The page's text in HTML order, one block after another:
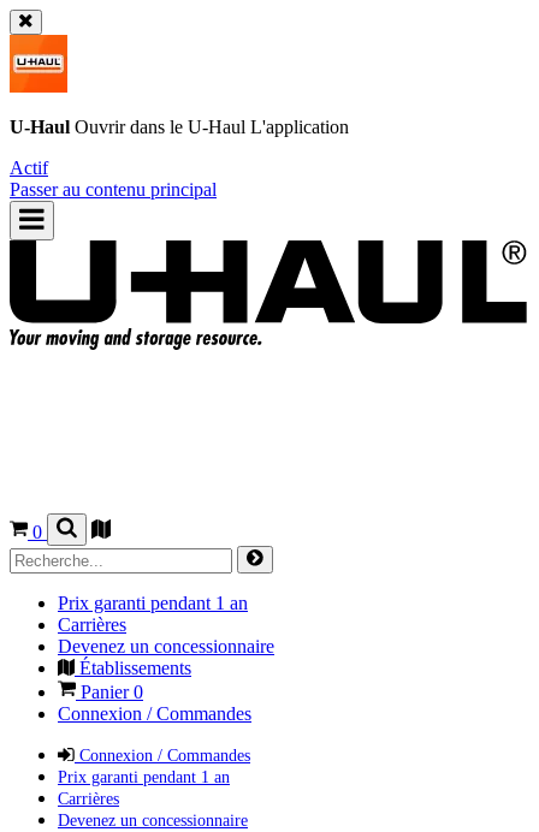
U-Haul Ouvrir dans le U-Haul L'application
Actif
Passer au contenu principal
0
Prix garanti pendant 1 an
Carrières
Devenez un concessionnaire
Établissements
Panier0
Connexion / Commandes
Connexion / Commandes
Prix garanti pendant 1 an
Carrières
Devenez un concessionnaire